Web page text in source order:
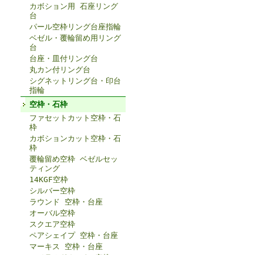
カボション用 石座リング
台
パール空枠リング台座指輪
ベゼル・覆輪留め用リング
台
台座・皿付リング台
丸カン付リング台
シグネットリング台・印台
指輪
空枠・石枠
ファセットカット空枠・石
枠
カボションカット空枠・石
枠
覆輪留め空枠 ベゼルセッ
ティング
14KGF空枠
シルバー空枠
ラウンド 空枠・台座
オーバル空枠
スクエア空枠
ペアシェイプ 空枠・台座
マーキス 空枠・台座